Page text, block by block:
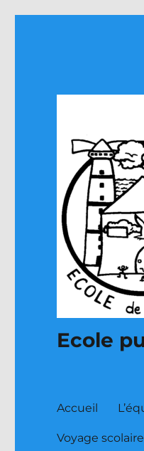
Ecole
Accueil
Voyage